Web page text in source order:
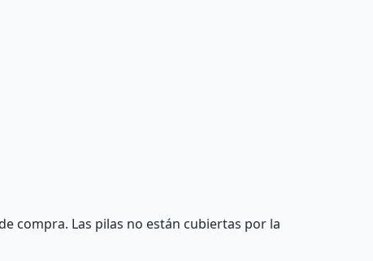
compra. Las pilas no están cubiertas por la